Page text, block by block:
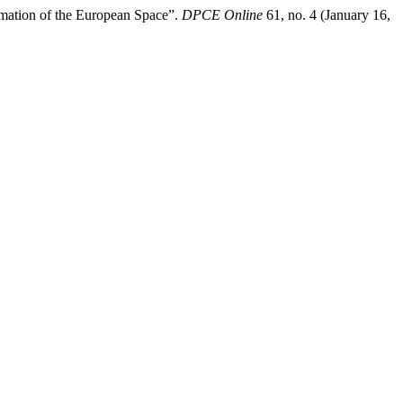
of the European Space”. DPCE Online 61, no. 4 (January 16,